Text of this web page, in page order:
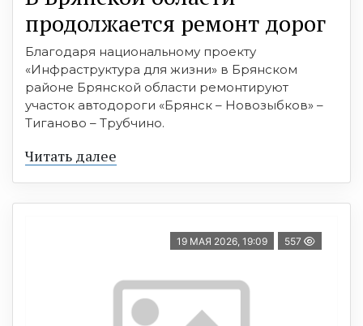
продолжается ремонт дорог
Благодаря национальному проекту
«Инфраструктура для жизни» в Брянском
районе Брянской области ремонтируют
участок автодороги «Брянск – Новозыбков» –
Тиганово – Трубчино.
Читать далее
19 МАЯ 2026, 19:09 557